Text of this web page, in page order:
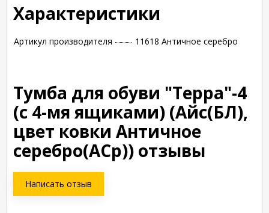
Характеристики
Артикул производителя 11618 Античное серебро
Тумба для обуви "Терра"-4
(с 4-мя ящиками) (Айс(БЛ),
цвет ковки Античное
серебро(АСр)) отзывы
Написать отзыв